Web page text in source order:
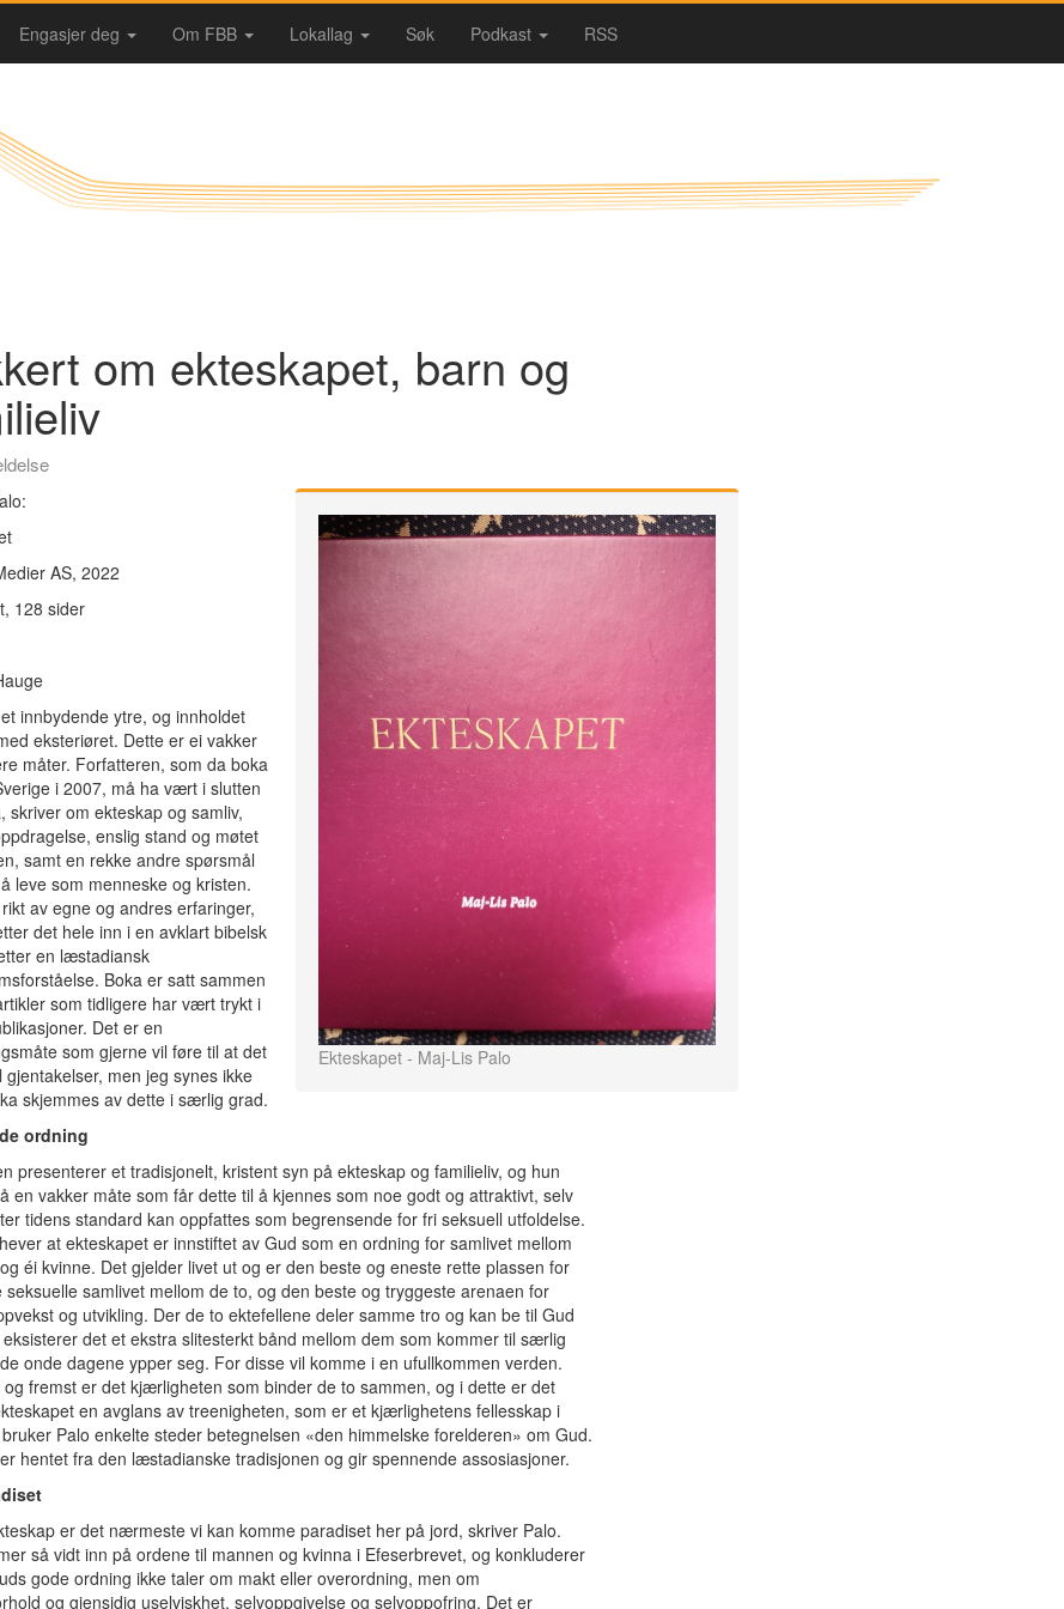
Engasjer deg Om FBB Lokallag Søk Podkast RSS
om ekteskapet, barn og
Ekteskapet - Maj-Lis Palo
AS, 2022
128 sider
innbydende ytre, og innholdet
eksteriøret. Dette er ei vakker
måter. Forfatteren, som da boka
i 2007, må ha vært i slutten
skriver om ekteskap og samliv,
enslig stand og møtet
samt en rekke andre spørsmål
leve som menneske og kristen.
av egne og andres erfaringer,
det hele inn i en avklart bibelsk
en læstadiansk
Boka er satt sammen
som tidligere har vært trykt i
Det er en
som gjerne vil føre til at det
gjentakelser, men jeg synes ikke
skjemmes av dette i særlig grad.
ordning
presenterer et tradisjonelt, kristent syn på ekteskap og familieliv, og hun
en vakker måte som får dette til å kjennes som noe godt og attraktivt, selv
tidens standard kan oppfattes som begrensende for fri seksuell utfoldelse.
at ekteskapet er innstiftet av Gud som en ordning for samlivet mellom
éi kvinne. Det gjelder livet ut og er den beste og eneste rette plassen for
seksuelle samlivet mellom de to, og den beste og tryggeste arenaen for
og utvikling. Der de to ektefellene deler samme tro og kan be til Gud
det et ekstra slitesterkt bånd mellom dem som kommer til særlig
onde dagene ypper seg. For disse vil komme i en ufullkommen verden.
og fremst er det kjærligheten som binder de to sammen, og i dette er det
en avglans av treenigheten, som er et kjærlighetens fellesskap i
Palo enkelte steder betegnelsen «den himmelske forelderen» om Gud.
hentet fra den læstadianske tradisjonen og gir spennende assosiasjoner.
er det nærmeste vi kan komme paradiset her på jord, skriver Palo.
så vidt inn på ordene til mannen og kvinna i Efeserbrevet, og konkluderer
gode ordning ikke taler om makt eller overordning, men om
og gjensidig uselviskhet, selvoppgivelse og selvoppofring. Det er